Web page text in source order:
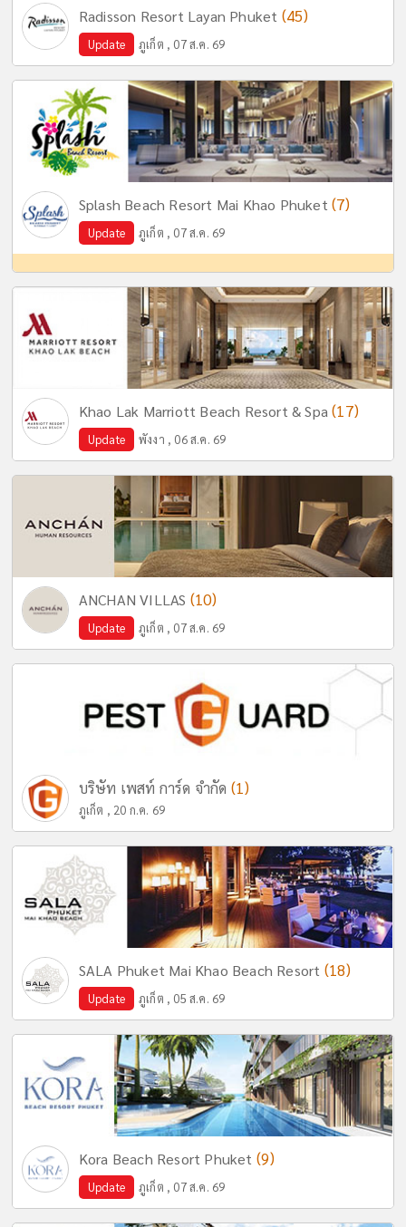
Radisson Resort Layan Phuket (45)
Update ภูเก็ต , 07 ส.ค. 69
Splash Beach Resort Mai Khao Phuket (7)
Update ภูเก็ต , 07 ส.ค. 69
Khao Lak Marriott Beach Resort & Spa(17)
Update พังงา , 06 ส.ค. 69
ANCHAN VILLAS (10)
Update ภูเก็ต , 07 ส.ค. 69
บริษัท เพสท์ การ์ด จำกัด (1)
ภูเก็ต , 20 ก.ค. 69
SALA Phuket Mai Khao Beach Resort (18)
Update ภูเก็ต , 05 ส.ค. 69
Kora Beach Resort Phuket (9)
Update ภูเก็ต , 07 ส.ค. 69